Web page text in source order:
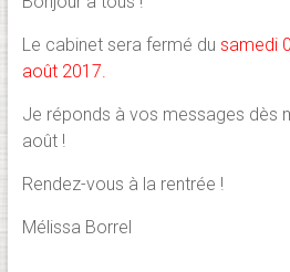
Le cabinet sera fermé du samedi
août 2017.
Je réponds à vos messages dès
août !
Rendez-vous à la rentrée !
Mélissa Borrel